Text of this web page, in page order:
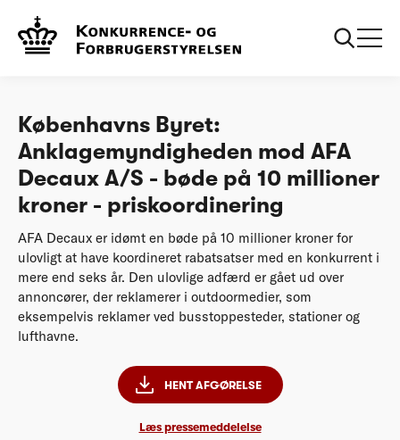
Afgørelser
AFA Decaux A/S - bøde på 10 millioner kroner -
priskoordinering
Københavns Byret:
Anklagemyndigheden mod AFA
Decaux A/S - bøde på 10 millioner
kroner - priskoordinering
AFA Decaux er idømt en bøde på 10 millioner kroner for
ulovligt at have koordineret rabatsatser med en konkurrent i
mere end seks år. Den ulovlige adfærd er gået ud over
annoncører, der reklamerer i outdoormedier, som
eksempelvis reklamer ved busstoppesteder, stationer og
lufthavne.
HENT AFGØRELSE
Læs pressemeddelelse